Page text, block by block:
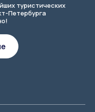
туристических
Петербурга